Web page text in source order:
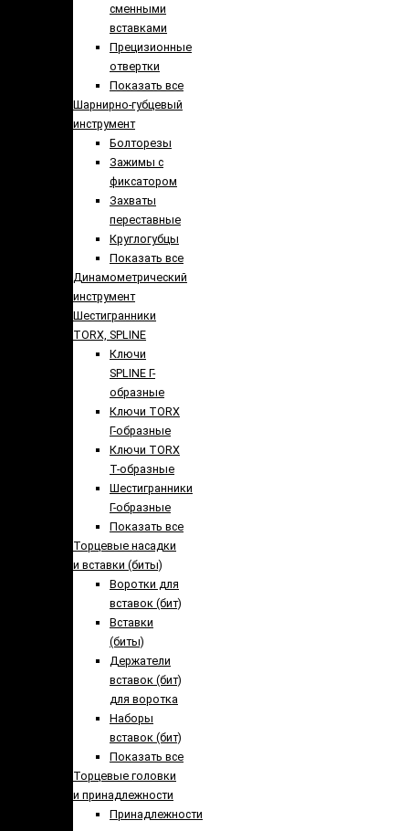
сменными
вставками
Прецизионные
отвертки
Показать все
Шарнирно-губцевый
инструмент
Болторезы
Зажимы с
фиксатором
Захваты
переставные
Круглогубцы
Показать все
Динамометрический
инструмент
Шестигранники
TORX, SPLINE
Ключи
SPLINE Г-
образные
Ключи TORX
Г-образные
Ключи TORX
Т-образные
Шестигранники
Г-образные
Показать все
Торцевые насадки
и вставки (биты)
Воротки для
вставок (бит)
Вставки
(биты)
Держатели
вставок (бит)
для воротка
Наборы
вставок (бит)
Показать все
Торцевые головки
и принадлежности
Принадлежности